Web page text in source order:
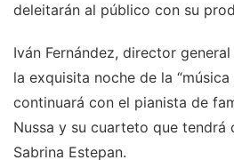
deleitarán al público con su
Iván Fernández, director
la exquisita noche de la
continuará con el pianista de
Nussa y su cuarteto que tendrá
Sabrina Estepan.